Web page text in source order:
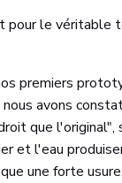
pour le véritable
premiers
nous avons
que l'original",
et l'eau
une forte